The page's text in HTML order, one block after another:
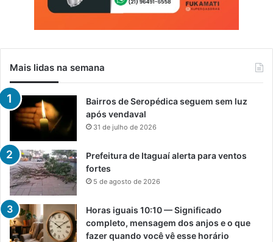
Mais lidas na semana
Bairros de Seropédica seguem sem luz
após vendaval
31 de julho de 2026
Prefeitura de Itaguaí alerta para ventos
fortes
5 de agosto de 2026
Horas iguais 10:10 — Significado
completo, mensagem dos anjos e o que
fazer quando você vê esse horário